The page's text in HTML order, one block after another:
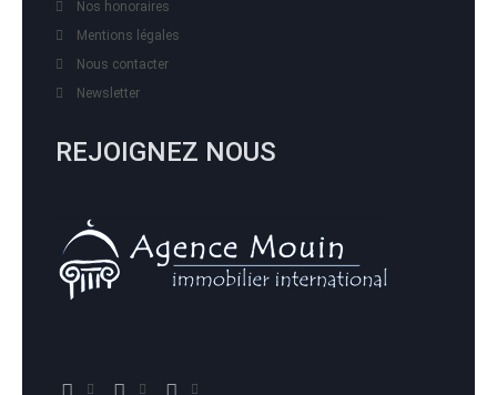
Nos honoraires
Mentions légales
Nous contacter
Newsletter
REJOIGNEZ NOUS